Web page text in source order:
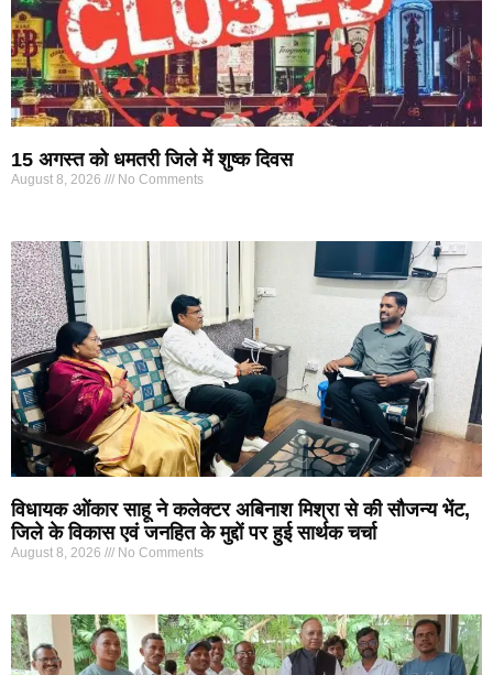
15 अगस्त को धमतरी जिले में शुष्क दिवस
August 8, 2026 No Comments
विधायक ओंकार साहू ने कलेक्टर अबिनाश मिश्रा से की सौजन्य भेंट,
जिले के विकास एवं जनहित के मुद्दों पर हुई सार्थक चर्चा
August 8, 2026 No Comments